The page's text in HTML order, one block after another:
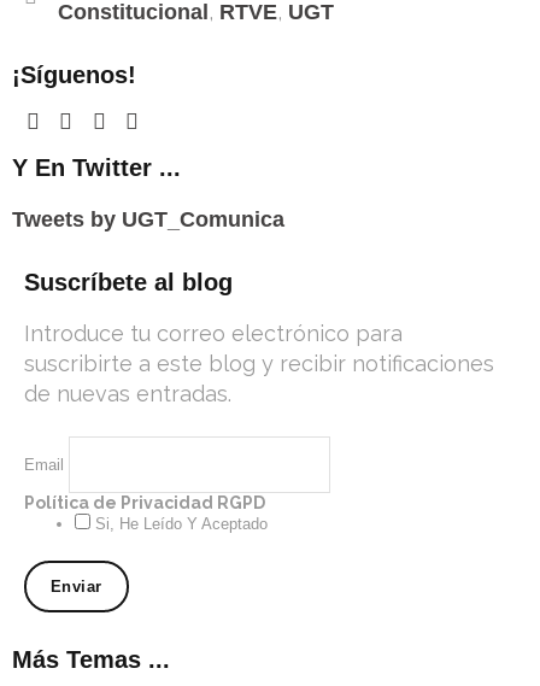
c
m
Constitucional , RTVE, UGT
¡Síguenos!
Y En Twitter ...
Tweets by UGT_Comunica
Suscríbete al blog
Introduce tu correo electrónico para
suscribirte a este blog y recibir notificaciones
de nuevas entradas.
Email
Política de Privacidad RGPD
Si, He Leído Y Aceptado
Más Temas ...